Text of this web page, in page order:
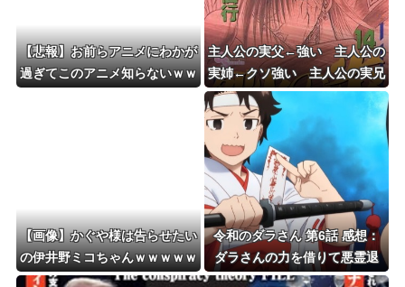
【悲報】お前らアニメにわかが
過ぎてこのアニメ知らないｗｗ
主人公の実父←強い 主人公の
実姉←クソ強い 主人公の実兄
←こいつ
【画像】かぐや様は告らせたい
の伊井野ミコちゃんｗｗｗｗｗ
令和のダラさん 第6話 感想：
ダラさんの力を借りて悪霊退
散！修行すれば本当に悪霊ハン